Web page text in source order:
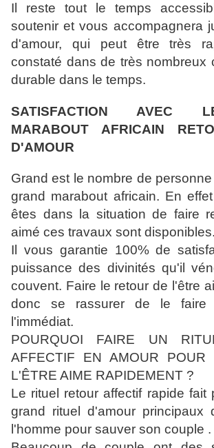
Il reste tout le temps
soutenir et vous accompagnera
d'amour, qui peut être très
constaté dans de très nombreux
durable dans le temps.
SATISFACTION AVEC
MARABOUT AFRICAIN
D'AMOUR
Grand est le nombre de
grand marabout africain. En
êtes dans la situation de faire
aimé ces travaux sont disponibles.
Il vous garantie 100% de
puissance des divinités qu'il
couvent. Faire le retour de l'être
donc se rassurer de le faire
l'immédiat.
POURQUOI FAIRE UN
AFFECTIF EN AMOUR POUR
L'ÊTRE AIME RAPIDEMENT ?
Le rituel retour affectif rapide fait
grand rituel d'amour principaux
l'homme pour sauver son couple .